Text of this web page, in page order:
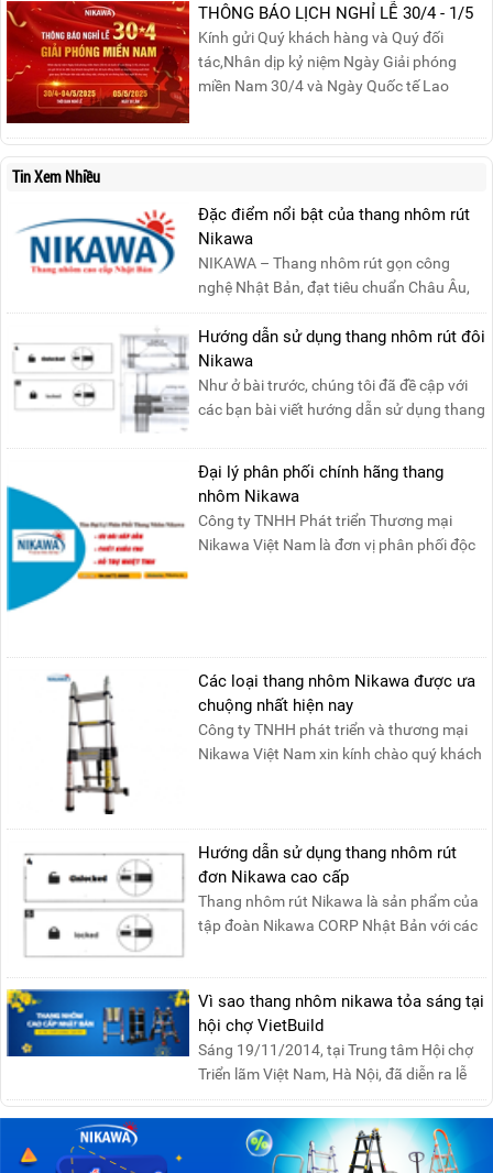
những sản phẩm thang chính hãng với
mức giá không thể tốt hơn!Tham gia
Mega Live, bạn sẽ nhận được gì?...
THÔNG BÁO LỊCH NGHỈ LỄ 30/4 - 1/5
Kính gửi Quý khách hàng và Quý đối
tác,Nhân dịp kỷ niệm Ngày Giải phóng
miền Nam 30/4 và Ngày Quốc tế Lao
báo lịch nghỉ lễ như sau:Thời gian nghỉ: Từ
Thứ Ba, ngày 29/04/2025 đến hết Chủ
Tin Xem Nhiều
Đặc điểm nổi bật của thang nhôm rút
Nikawa
NIKAWA – Thang nhôm rút gọn công
nghệ Nhật Bản, đạt tiêu chuẩn Châu Âu,
đảm bảo sự an toàn tuy....
Hướng dẫn sử dụng thang nhôm rút đôi
Nikawa
Như ở bài trước, chúng tôi đã đề cập với
các bạn bài viết hướng dẫn sử dụng thang
Đại lý phân phối chính hãng thang
nhôm Nikawa
Công ty TNHH Phát triển Thương mại
Nikawa Việt Nam là đơn vị phân phối độc
Các loại thang nhôm Nikawa được ưa
chuộng nhất hiện nay
Công ty TNHH phát triển và thương mại
Nikawa Việt Nam xin kính chào quý khách
Hướng dẫn sử dụng thang nhôm rút
đơn Nikawa cao cấp
Thang nhôm rút Nikawa là sản phẩm của
tập đoàn Nikawa CORP Nhật Bản với các
Vì sao thang nhôm nikawa tỏa sáng tại
hội chợ VietBuild
Sáng 19/11/2014, tại Trung tâm Hội chợ
Triển lãm Việt Nam, Hà Nội, đã diễn ra lễ
khai mạc “Triể....